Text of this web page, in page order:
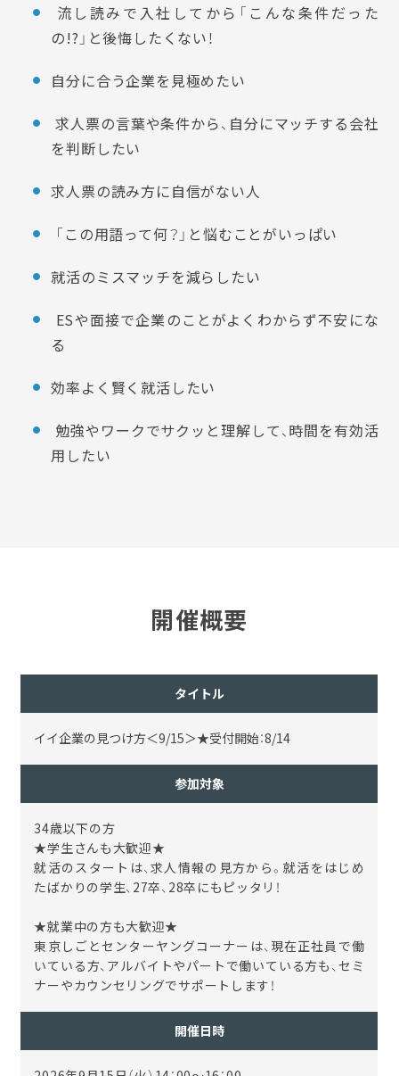
流し読みで入社してから「こんな条件だった
の!?」と後悔したくない！
自分に合う企業を見極めたい
求人票の言葉や条件から、自分にマッチする会社
を判断したい
求人票の読み方に自信がない人
「この用語って何？」と悩むことがいっぱい
就活のミスマッチを減らしたい
ESや面接で企業のことがよくわからず不安にな
る
効率よく賢く就活したい
勉強やワークでサクッと理解して、時間を有効活
用したい
開催概要
タイトル
イイ企業の見つけ方＜9/15＞★受付開始：8/14
参加対象
34歳以下の方
★学生さんも大歓迎★
就活のスタートは、求人情報の見方から。就活をはじめ
たばかりの学生、27卒、28卒にもピッタリ！
★就業中の方も大歓迎★
東京しごとセンターヤングコーナーは、現在正社員で働
いている方、アルバイトやパートで働いている方も、セミ
ナーやカウンセリングでサポートします！
開催日時